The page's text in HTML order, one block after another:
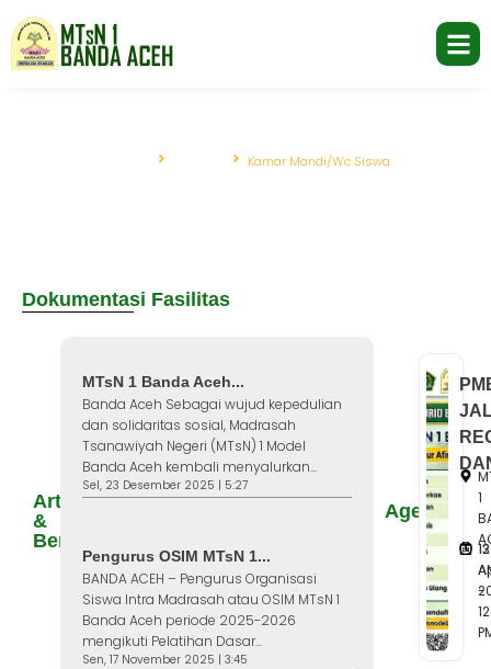
Kamar Mandi/Wc Siswa
Dokumentasi Fasilitas
Artikel
&
Berita
MTsN 1 Banda Aceh...
Banda Aceh Sebagai wujud kepedulian
dan solidaritas sosial, Madrasah
Tsanawiyah Negeri (MTsN) 1 Model
Banda Aceh kembali menyalurkan...
Sel, 23 Desember 2025 | 5:27
Pengurus OSIM MTsN 1...
BANDA ACEH – Pengurus Organisasi
Siswa Intra Madrasah atau OSIM MTsN 1
Banda Aceh periode 2025-2026
mengikuti Pelatihan Dasar...
Sen, 17 November 2025 | 3:45
Agenda
1
13
-